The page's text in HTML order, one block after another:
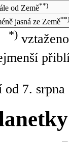
od Země**)
jasná ze Země**)
*)
7.